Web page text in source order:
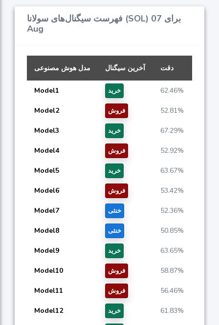
فهرست سیگنال‌های سولانا (SOL) برای 07
Aug
مدل هوش مصنوعی آخرین سیگنال دقت
Model1 خرید 62.46%
Model2 فروش 52.81%
Model3 خرید 67.29%
Model4 فروش 52.92%
Model5 خرید 63.67%
Model6 فروش 53.42%
Model7 خنثی 52.36%
Model8 خنثی 50.85%
Model9 خرید 63.65%
Model10 فروش 58.87%
Model11 فروش 56.46%
Model12 خرید 61.83%